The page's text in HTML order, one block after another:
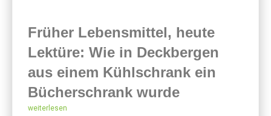
Früher Lebensmittel, heute
Lektüre: Wie in Deckbergen
aus einem Kühlschrank ein
Bücherschrank wurde
weiterlesen